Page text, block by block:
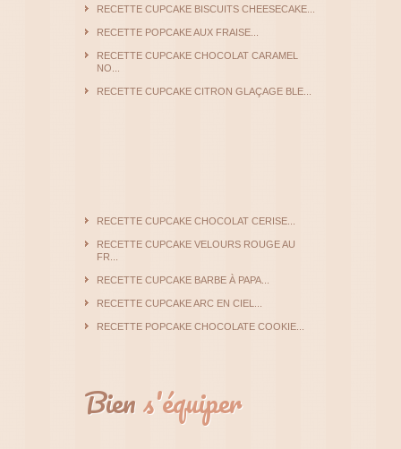
RECETTE CUPCAKE BISCUITS CHEESECAKE...
RECETTE POPCAKE AUX FRAISE...
RECETTE CUPCAKE CHOCOLAT CARAMEL
NO...
RECETTE CUPCAKE CITRON GLAÇAGE BLE...
RECETTE CUPCAKE CHOCOLAT CERISE...
RECETTE CUPCAKE VELOURS ROUGE AU
FR...
RECETTE CUPCAKE BARBE À PAPA...
RECETTE CUPCAKE ARC EN CIEL...
RECETTE POPCAKE CHOCOLATE COOKIE...
Biens'équiper